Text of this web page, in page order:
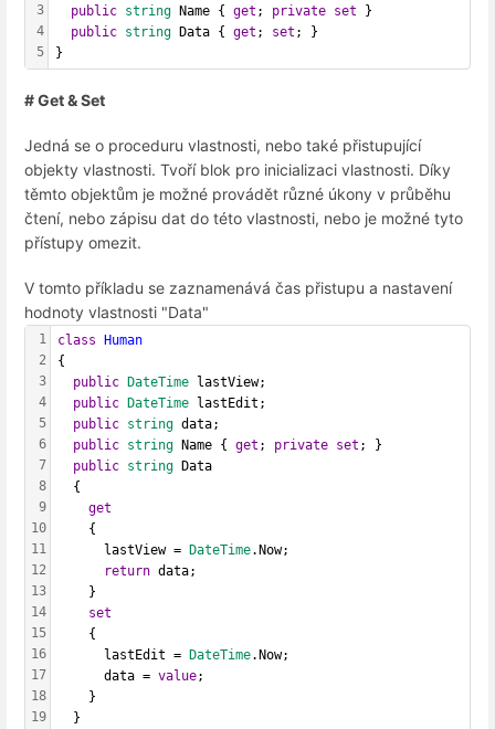
3
4
5
public string Name { get ; private set }
public string Data { get ; set ; }
}
# Get & Set
Jedná se o proceduru vlastnosti, nebo také přistupující
objekty vlastnosti. Tvoří blok pro inicializaci vlastnosti. Díky
těmto objektům je možné provádět různé úkony v průběhu
čtení, nebo zápisu dat do této vlastnosti, nebo je možné tyto
přístupy omezit.
V tomto příkladu se zaznamenává čas přistupu a nastavení
hodnoty vlastnosti "Data"
1
2
3
4
5
6
7
8
9
10
11
12
13
14
15
16
17
18
19
class
Human
{
public
DateTime lastView;
public
DateTime lastEdit;
public string data;
public string Name { get ; private set ; }
public string Data
  {
get
    {
      lastView =
DateTime.Now;
return data;
    }
set
    {
      lastEdit =
DateTime.Now;
      data =
value;
    }
  }